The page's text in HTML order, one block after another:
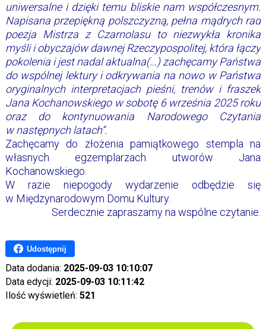
uniwersalne i dzięki temu bliskie nam współczesnym.
Napisana przepiękną polszczyzną, pełna mądrych rad
poezja Mistrza z Czarnolasu to niezwykła kronika
myśli i obyczajów dawnej Rzeczypospolitej, która łączy
pokolenia i jest nadal aktualna(…) zachęcamy Państwa
do wspólnej lektury i odkrywania na nowo w Państwa
oryginalnych interpretacjach pieśni, trenów i fraszek
Jana Kochanowskiego w sobotę 6 września 2025 roku
oraz do kontynuowania Narodowego Czytania
w następnych latach”.
Zachęcamy do złożenia pamiątkowego stempla na
własnych egzemplarzach utworów Jana
Kochanowskiego.
W razie niepogody wydarzenie odbędzie się
w Międzynarodowym Domu Kultury.
Serdecznie zapraszamy na wspólne czytanie.
Udostępnij
Data dodania: 2025-09-03 10:10:07
Data edycji: 2025-09-03 10:11:42
Ilość wyświetleń: 521